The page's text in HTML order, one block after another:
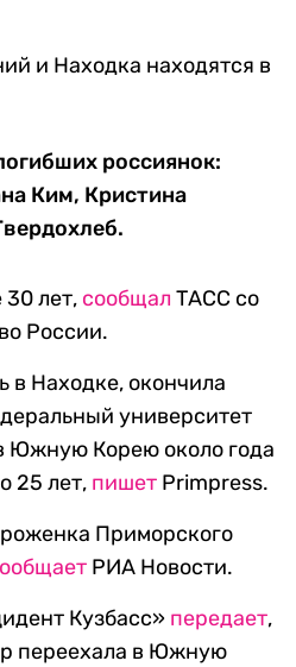
и Находка находятся в
россиянок:
Ким, Кристина
лет, сообщал ТАСС со
России.
в Находке, окончила
университет
Южную Корею около года
25 лет, пишет Primpress.
Приморского
РИА Новости.
Кузбасс» передает,
переехала в Южную